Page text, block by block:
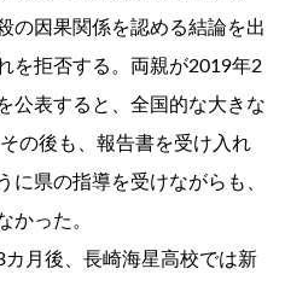
の因果関係を認める結論を出
を拒否する。両親が2019年2
公表すると、全国的な大きな
の後も、報告書を受け入れ
に県の指導を受けながらも、
かった。
月後、長崎海星高校では新